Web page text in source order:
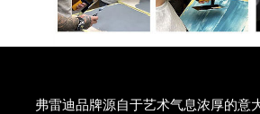
弗雷迪品牌源自于艺术气息浓厚的意